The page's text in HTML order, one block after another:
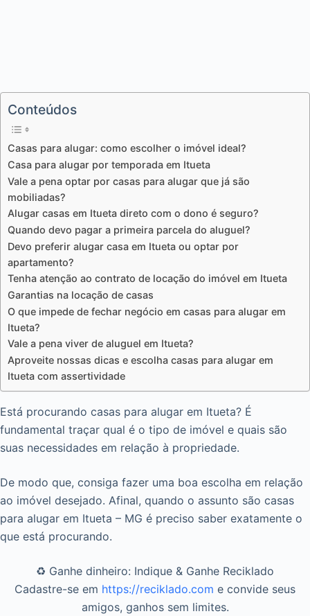
Conteúdos
Casas para alugar: como escolher o imóvel ideal?
Casa para alugar por temporada em Itueta
Vale a pena optar por casas para alugar que já são
mobiliadas?
Alugar casas em Itueta direto com o dono é seguro?
Quando devo pagar a primeira parcela do aluguel?
Devo preferir alugar casa em Itueta ou optar por
apartamento?
Tenha atenção ao contrato de locação do imóvel em Itueta
Garantias na locação de casas
O que impede de fechar negócio em casas para alugar em
Itueta?
Vale a pena viver de aluguel em Itueta?
Aproveite nossas dicas e escolha casas para alugar em
Itueta com assertividade
Está procurando casas para alugar em Itueta? É
fundamental traçar qual é o tipo de imóvel e quais são
suas necessidades em relação à propriedade.
De modo que, consiga fazer uma boa escolha em relação
ao imóvel desejado. Afinal, quando o assunto são casas
para alugar em Itueta – MG é preciso saber exatamente o
que está procurando.
♻️ Ganhe dinheiro: Indique & Ganhe Reciklado
Cadastre-se em https://reciklado.com e convide seus
amigos, ganhos sem limites.